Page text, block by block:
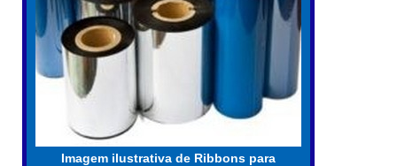
Imagem ilustrativa de Ribbons para